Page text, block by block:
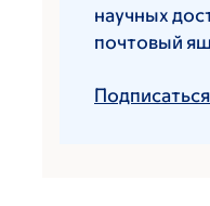
научных
почтовый